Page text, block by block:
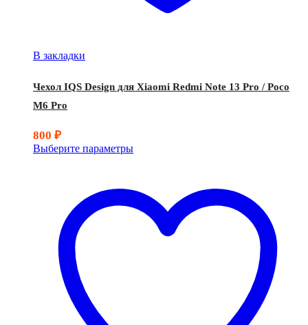
В закладки
Чехол IQS Design для Xiaomi Redmi Note 13 Pro / Poco
M6 Pro
800 ₽
Выберите параметры